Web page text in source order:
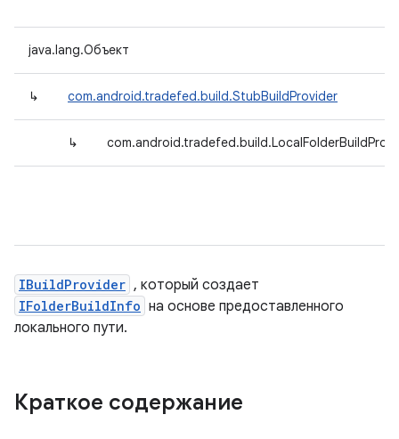
java.lang.Объект
↳ com.android.tradefed.build.StubBuildProvider
↳
IBuildProvider , который создает
IFolderBuildInfo на основе предоставленного
локального пути.
Краткое содержание